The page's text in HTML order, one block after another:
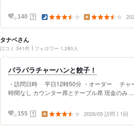
140 ？
タナベさん
口コミ 341件 フォロワー 1,280人
パラパラチャーハンと餃子！
・訪問日時 平日12時50分 ・オーダー チ
時間なし カウンター席とテーブル席 現金のみ ...
155 ？ 2026/05 訪問 1回